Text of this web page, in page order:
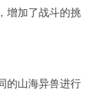
增加了战斗的挑
的山海异兽进行